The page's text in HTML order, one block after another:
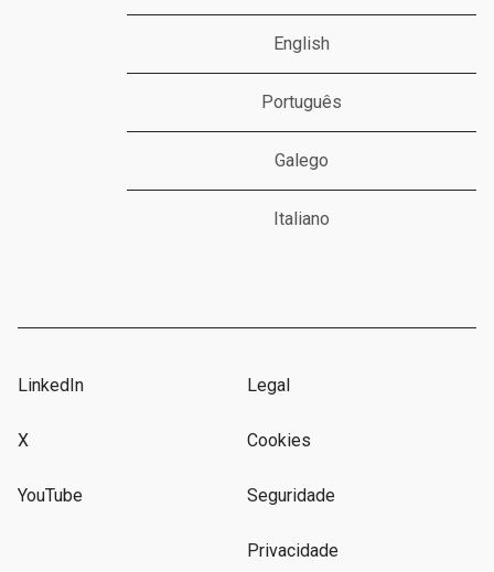
English
Português
Galego
Italiano
LinkedIn
X
YouTube
Legal
Cookies
Seguridade
Privacidade